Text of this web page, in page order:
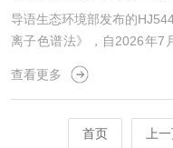
导语生态环境部发布的
离子色谱法》，自2026年7
次修订对采样、分析与质控
范了固定污染源废气中硫酸
的测定。Part02检出限与测
查看更多
首页 上